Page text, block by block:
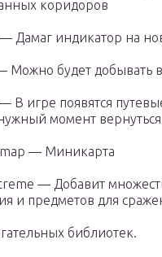
коридоров
Дамаг индикатор на
Можно будет добывать
В игре появятся
момент вернуться
— Миникарта
— Добавит
и предметов для
библиотек.